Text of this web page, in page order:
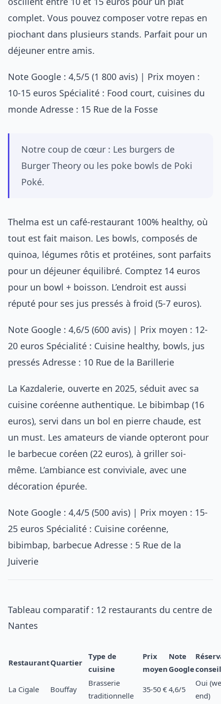
complet. Vous pouvez composer votre repas en
piochant dans plusieurs stands. Parfait pour un
déjeuner entre amis.
Note Google : 4,5/5 (1 800 avis) | Prix moyen :
10-15 euros Spécialité : Food court, cuisines du
monde Adresse : 15 Rue de la Fosse
Notre coup de cœur : Les burgers de
Burger Theory ou les poke bowls de Poki
Poké.
Thelma est un café-restaurant 100% healthy, où
tout est fait maison. Les bowls, composés de
quinoa, légumes rôtis et protéines, sont parfaits
pour un déjeuner équilibré. Comptez 14 euros
pour un bowl + boisson. L’endroit est aussi
réputé pour ses jus pressés à froid (5-7 euros).
Note Google : 4,6/5 (600 avis) | Prix moyen : 12-
20 euros Spécialité : Cuisine healthy, bowls, jus
pressés Adresse : 10 Rue de la Barillerie
La Kazdalerie, ouverte en 2025, séduit avec sa
cuisine coréenne authentique. Le bibimbap (16
euros), servi dans un bol en pierre chaude, est
un must. Les amateurs de viande opteront pour
le barbecue coréen (22 euros), à griller soi-
même. L’ambiance est conviviale, avec une
décoration épurée.
Note Google : 4,4/5 (500 avis) | Prix moyen : 15-
25 euros Spécialité : Cuisine coréenne,
bibimbap, barbecue Adresse : 5 Rue de la
Juiverie
Tableau comparatif : 12 restaurants du centre de
Nantes
RestaurantQuartier
Type de
cuisine
Prix
moyen
Note
Google
La Cigale Bouffay
Brasserie
traditionnelle
35-50 € 4,6/5
Oui
end)